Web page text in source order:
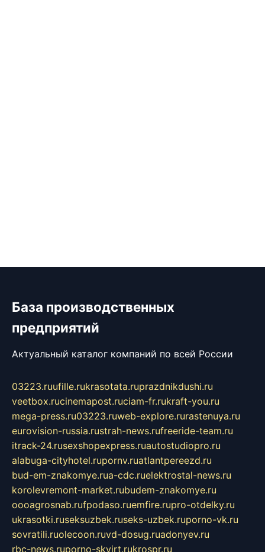
База производственных
предприятий
Актуальный каталог компаний по всей России
03223.ruufille.rukrasotata.ruprazdnikdushi.ru
veetbox.rucinemapost.ruciam-fr.rukraft-you.ru
mega-press.ru03223.ruweb-explore.rurastenuya.ru
eurovision-russia.rustrah-news.rufreeride-team.ru
itrack-24.rusexshopexpress.ruautostudiopro.ru
alabuga-cityhotel.rupornv.ruatlantpereezd.ru
bud-em-znakomye.rua-cdc.ruelektrostal-news.ru
korolevremont-market.rubudem-znakomye.ru
oooagrosnab.rufpodaso.ruemfire.rupro-otdelky.ru
ukrasotki.ruseksuzbek.ruseks-uzbek.ruporno-vk.ru
sovratili.ruolecoon.ruvd-dosug.ruadonyev.ru
rbc-news.ruporno-skvirt.rukrospr.ru